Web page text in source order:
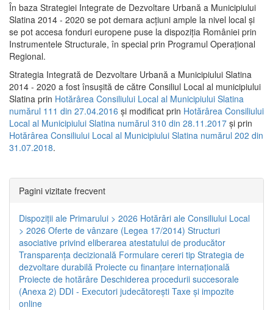
În baza Strategiei Integrate de Dezvoltare Urbană a Municipiului
Slatina 2014 - 2020 se pot demara acţiuni ample la nivel local şi
se pot accesa fonduri europene puse la dispoziţia României prin
Instrumentele Structurale, în special prin Programul Operațional
Regional.
Strategia Integrată de Dezvoltare Urbană a Municipiului Slatina
2014 - 2020 a fost însuşită de către Consiliul Local al municipiului
Slatina prin Hotărârea Consiliului Local al Municipiului Slatina
numărul 111 din 27.04.2016 și modificat prin Hotărârea Consiliului
Local al Municipiului Slatina numărul 310 din 28.11.2017 și prin
Hotărârea Consiliului Local al Municipiului Slatina numărul 202 din
31.07.2018.
Pagini vizitate frecvent
Dispoziţii ale Primarului > 2026 Hotărâri ale Consiliului Local
> 2026 Oferte de vânzare (Legea 17/2014) Structuri
asociative privind eliberarea atestatului de producător
Transparenţa decizională Formulare cereri tip Strategia de
dezvoltare durabilă Proiecte cu finanţare internaţională
Proiecte de hotărâre Deschiderea procedurii succesorale
(Anexa 2) DDI - Executori judecătorești Taxe şi impozite
online